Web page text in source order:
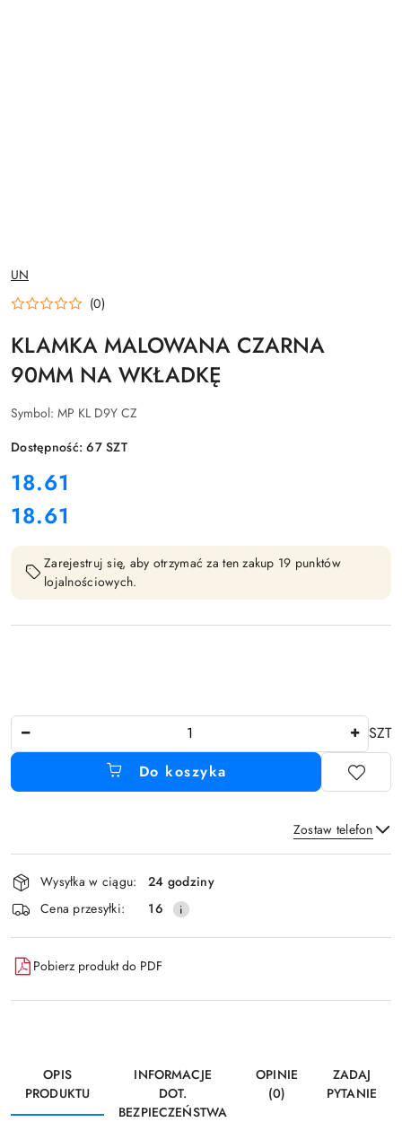
NAZWA
PRODUCENTA:
UN
(0)
KLAMKA MALOWANA CZARNA
90MM NA WKŁADKĘ
Symbol: MP KL D9Y CZ
Dostępność:67SZT
cena:
18.61
Cena:
18.61
Zarejestruj się, aby otrzymać za ten zakup 19 punktów
lojalnościowych.
SZT
Do koszyka
Zostaw telefon
Wyślij
Dostępność
i
dostawa
Wysyłka w ciągu:
24 godziny
Cena przesyłki:
16
Pobierz produkt do PDF
OPIS
PRODUKTU
INFORMACJE
DOT.
BEZPIECZEŃSTWA
OPINIE
(0)
ZADAJ
PYTANIE